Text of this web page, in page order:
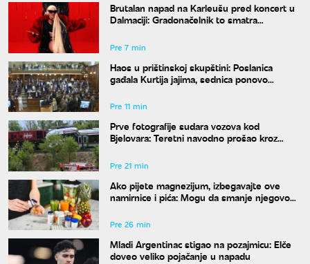
Brutalan napad na Karleušu pred koncert u
Dalmaciji: Gradonačelnik to smatra
Pre 7 min
Haos u prištinskoj skupštini: Poslanica
gađala Kurtija jajima, sednica ponovo
Pre 11 min
Prve fotografije sudara vozova kod
Bjelovara: Teretni navodno prošao kroz
Pre 21 min
Ako pijete magnezijum, izbegavajte ove
namirnice i pića: Mogu da smanje njegovo
Pre 26 min
Mladi Argentinac stigao na pozajmicu: Elče
doveo veliko pojačanje u napadu